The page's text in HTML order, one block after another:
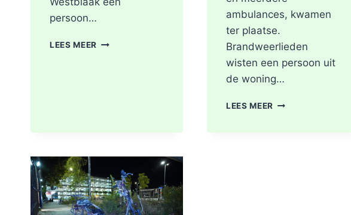
persoon…
LEES MEER POLITIE
IN
ROTTERDAM
ambulances, kwamen
ter plaatse.
Brandweerlieden
wisten een persoon uit
de woning…
LEES MEER DODE